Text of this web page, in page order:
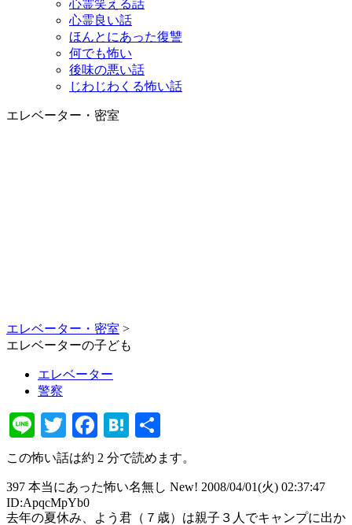
心霊笑える話
心霊良い話
ほんとにあった復讐
何でも怖い
後味の悪い話
じわじわくる怖い話
エレベーター・密室
エレベーター・密室 >
エレベーターの子ども
エレベーター
警察
LineTwitterFacebook
Hatena
有
この怖い話は約 2 分で読めます。
397 本当にあった怖い名無し New! 2008/04/01(火) 02:37:47
ID:ApqcMpYb0
去年の夏休み、よう君（７歳）は親子３人でキャンプに出か